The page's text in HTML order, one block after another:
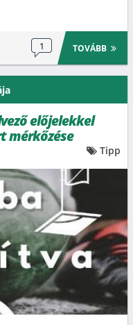
1 TOVÁBB
előjelekkel
mérkőzése
Tipp